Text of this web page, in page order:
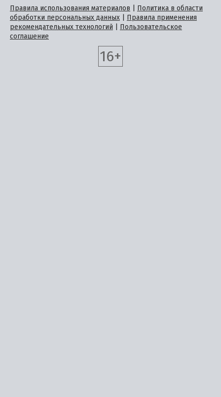
Правила использования материалов
Политика в области
обработки персональных данных
Правила применения
рекомендательных технологий
Пользовательское
соглашение
16+